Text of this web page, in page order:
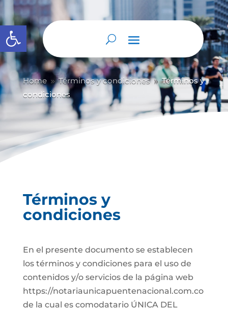
Abrir barra de herramientas
Home 9 Términos y condiciones 9 Términos y
condiciones
Términos y
condiciones
En el presente documento se establecen
los términos y condiciones para el uso de
contenidos y/o servicios de la página web
https://notariaunicapuentenacional.com.co
de la cual es comodatario ÚNICA DEL